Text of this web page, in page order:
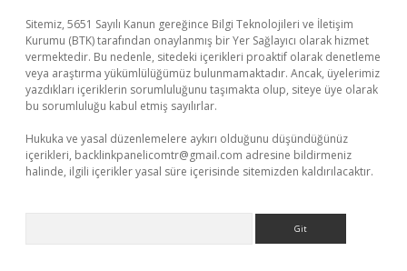
Sitemiz, 5651 Sayılı Kanun gereğince Bilgi Teknolojileri ve İletişim
Kurumu (BTK) tarafından onaylanmış bir Yer Sağlayıcı olarak hizmet
vermektedir. Bu nedenle, sitedeki içerikleri proaktif olarak denetleme
veya araştırma yükümlülüğümüz bulunmamaktadır. Ancak, üyelerimiz
yazdıkları içeriklerin sorumluluğunu taşımakta olup, siteye üye olarak
bu sorumluluğu kabul etmiş sayılırlar.
Hukuka ve yasal düzenlemelere aykırı olduğunu düşündüğünüz
içerikleri, backlinkpanelicomtr@gmail.com adresine bildirmeniz
halinde, ilgili içerikler yasal süre içerisinde sitemizden kaldırılacaktır.